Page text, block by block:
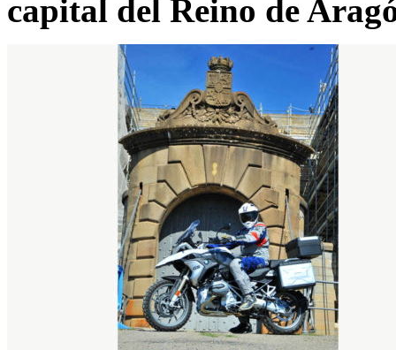
capital del Reino de